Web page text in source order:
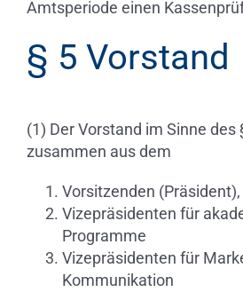
Amtsperiode einen
§ 5 Vorstand
(1) Der Vorstand im Sinne des
zusammen aus dem
Vorsitzenden (Präsident),
Vizepräsidenten für
Programme
Vizepräsidenten für
Kommunikation